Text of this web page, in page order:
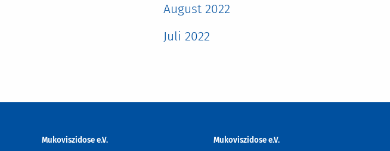
August 2022
Juli 2022
Mukoviszidose e.V. Mukoviszidose e.V.